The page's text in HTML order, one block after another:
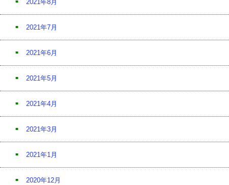
2021年8月
2021年7月
2021年6月
2021年5月
2021年4月
2021年3月
2021年1月
2020年12月